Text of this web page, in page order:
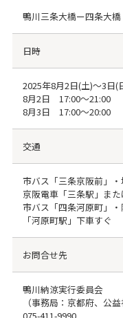
鴨川三条大橋ー四条大
日時
2025年8月2日(土)～3日(
8月2日 17:00～21:00
8月3日 17:00～20:00
交通
市バス「三条京阪前」・
京阪電車「三条駅」また
市バス「四条河原町」
「河原町駅」下車すぐ
お問合せ先
鴨川納涼実行委員会
（事務局：京都府、公